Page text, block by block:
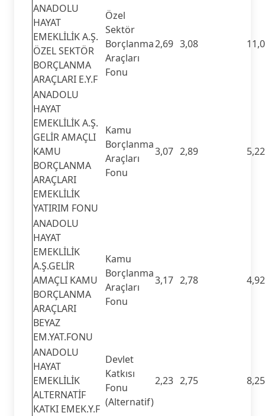
ANADOLU
HAYAT
EMEKLİLİK A.Ş.
ÖZEL SEKTÖR
BORÇLANMA
ARAÇLARI E.Y.F
Özel
Sektör
Borçlanma
Araçları
Fonu
2,69 3,08
ANADOLU
HAYAT
EMEKLİLİK A.Ş.
GELİR AMAÇLI
KAMU
BORÇLANMA
ARAÇLARI
EMEKLİLİK
YATIRIM FONU
Kamu
Borçlanma
Araçları
Fonu
3,07 2,89 5,22
ANADOLU
HAYAT
EMEKLİLİK
A.Ş.GELİR
AMAÇLI KAMU
BORÇLANMA
ARAÇLARI
BEYAZ
EM.YAT.FONU
Kamu
Borçlanma
Araçları
Fonu
3,17 2,78 4,92
ANADOLU
HAYAT
EMEKLİLİK
ALTERNATİF
KATKI EMEK.Y.F
Devlet
Katkısı
Fonu
(Alternatif)
2,23 2,75 8,25